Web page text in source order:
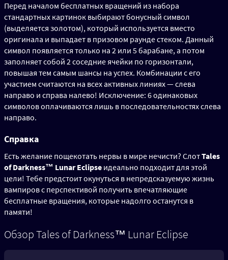
Перед началом бесплатных вращений из набора
стандартных картинок выбирают бонусный символ
(выделяется золотом), который используется вместо
оригинала и выпадает в призовом раунде стеком. Данный
символ появляется только на 2 или 5 барабане, а потом
заполняет собой 2 соседние ячейки по горизонтали,
повышая тем самым шансы на успех. Комбинации с его
участием считаются на всех активных линиях — слева
направо и справа налево! Исключение: 6 одинаковых
символов оплачиваются лишь в последовательностях слева
направо.
Справка
Есть желание пощекотать нервы в мире нечисти? СлотTales
of Darkness™ Lunar Eclipse идеально подходит для этой
цели! Тебе предстоит окунуться в непредсказуемую жизнь
вампиров с перспективой получить впечатляющие
бесплатные вращения, которые надолго останутся в
памяти!
Обзор Tales of Darkness™ Lunar Eclipse